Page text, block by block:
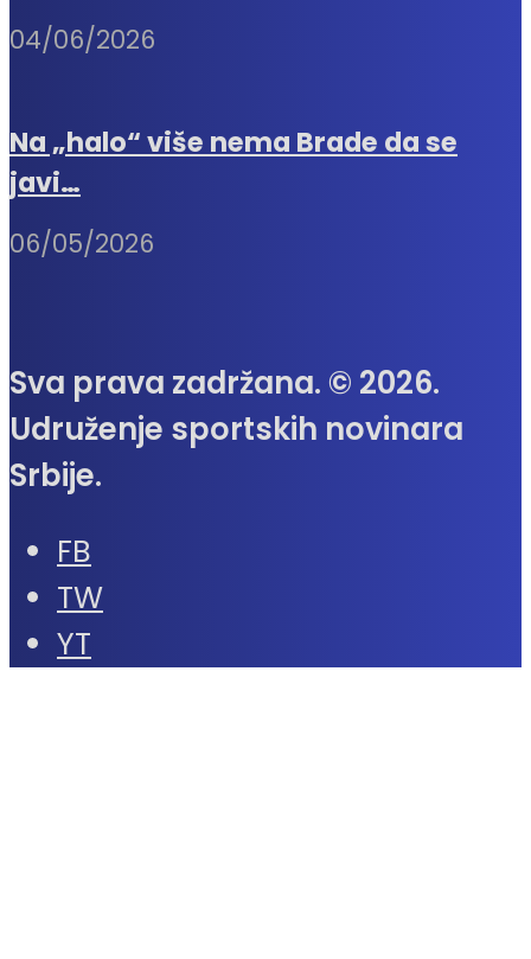
04/06/2026
Na „halo“ više nema Brade da se
javi…
06/05/2026
Sva prava zadržana. © 2026.
Udruženje sportskih novinara
Srbije.
FB
TW
YT